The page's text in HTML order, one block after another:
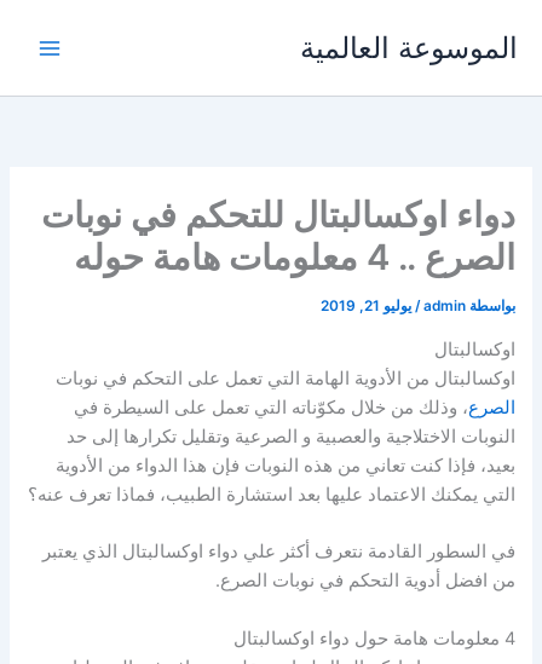
الموسوعة العالمية
دواء اوكسالبتال للتحكم في نوبات
الصرع .. 4 معلومات هامة حوله
بواسطة admin
/يوليو 21, 2019
اوكسالبتال
اوكسالبتال من الأدوية الهامة التي تعمل على التحكم في نوبات
الصرع، وذلك من خلال مكوّناته التي تعمل على السيطرة في
النوبات الاختلاجية والعصبية و الصرعية وتقليل تكرارها إلى حد
بعيد، فإذا كنت تعاني من هذه النوبات فإن هذا الدواء من الأدوية
التي يمكنك الاعتماد عليها بعد استشارة الطبيب، فماذا تعرف عنه؟
في السطور القادمة نتعرف أكثر علي دواء اوكسالبتال الذي يعتبر
من افضل أدوية التحكم في نوبات الصرع.
4 معلومات هامة حول دواء اوكسالبتال